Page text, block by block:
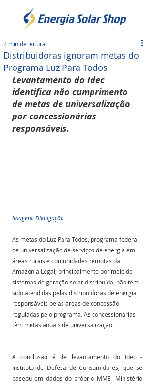
Distribuidoras ignoram metas do
Programa Luz Para Todos
2 min de leitura
Levantamento do Idec
identifica não cumprimento
de metas de universalização
por concessionárias
responsáveis.
Imagem: Divulgação
As metas do Luz Para Todos, programa federal
de universalização de serviços de energia em
áreas rurais e comunidades remotas da
Amazônia Legal, principalmente por meio de
sistemas de geração solar distribuída, não têm
sido atendidas pelas distribuidoras de energia
responsáveis pelas áreas de concessão
reguladas pelo programa. As concessionárias
têm metas anuais de universalização.
A conclusão é de levantamento do Idec -
Instituto de Defesa de Consumidores, que se
baseou em dados do próprio MME- Ministério